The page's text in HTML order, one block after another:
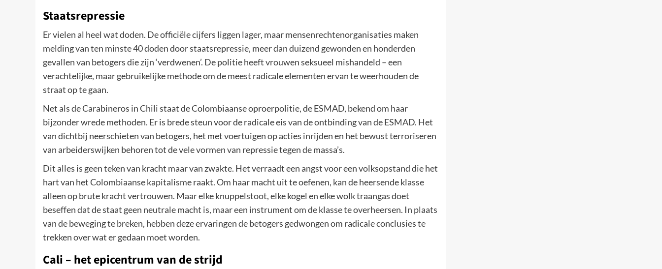
Staatsrepressie
Er vielen al heel wat doden. De officiële cijfers liggen lager, maar mensenrechtenorganisaties maken
melding van ten minste 40 doden door staatsrepressie, meer dan duizend gewonden en honderden
gevallen van betogers die zijn ‘verdwenen’. De politie heeft vrouwen seksueel mishandeld – een
verachtelijke, maar gebruikelijke methode om de meest radicale elementen ervan te weerhouden de
straat op te gaan.
Net als de Carabineros in Chili staat de Colombiaanse oproerpolitie, de ESMAD, bekend om haar
bijzonder wrede methoden. Er is brede steun voor de radicale eis van de ontbinding van de ESMAD. Het
van dichtbij neerschieten van betogers, het met voertuigen op acties inrijden en het bewust terroriseren
van arbeiderswijken behoren tot de vele vormen van repressie tegen de massa’s.
Dit alles is geen teken van kracht maar van zwakte. Het verraadt een angst voor een volksopstand die het
hart van het Colombiaanse kapitalisme raakt. Om haar macht uit te oefenen, kan de heersende klasse
alleen op brute kracht vertrouwen. Maar elke knuppelstoot, elke kogel en elke wolk traangas doet
beseffen dat de staat geen neutrale macht is, maar een instrument om de klasse te overheersen. In plaats
van de beweging te breken, hebben deze ervaringen de betogers gedwongen om radicale conclusies te
trekken over wat er gedaan moet worden.
Cali – het epicentrum van de strijd